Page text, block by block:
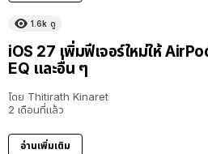
1.6k ดู
iOS 27 เพิ่มฟีเจอร์ใหม่ให้
EQ และอื่น ๆ
โดย Thitirath Kinaret
2 เดือนที่แล้ว
อ่านเพิ่มเติม